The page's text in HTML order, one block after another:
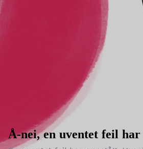
Å-nei, en uventet feil har